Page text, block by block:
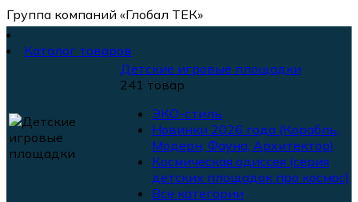
Группа компаний «Глобал ТЕК»
Каталог товаров
Детские игровые площадки
241 товар
ЭКО-стиль
Новинки 2026 года (Корабль,
Модерн, Фауна, Архитектор)
Космическая одиссея (серия
детских площадок про космос)
Все категории